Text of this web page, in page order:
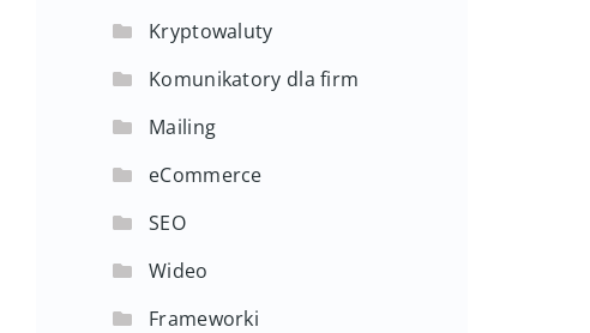
Kryptowaluty
Komunikatory dla firm
Mailing
eCommerce
SEO
Wideo
Frameworki